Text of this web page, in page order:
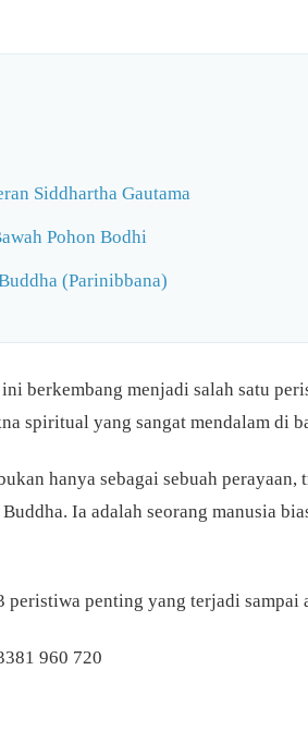
Siddhartha Gautama
Pohon Bodhi
(Parinibbana)
ini berkembang menjadi salah satu
spiritual yang sangat mendalam di
hanya sebagai sebuah
Ia adalah seorang manusia
peristiwa penting yang terjadi